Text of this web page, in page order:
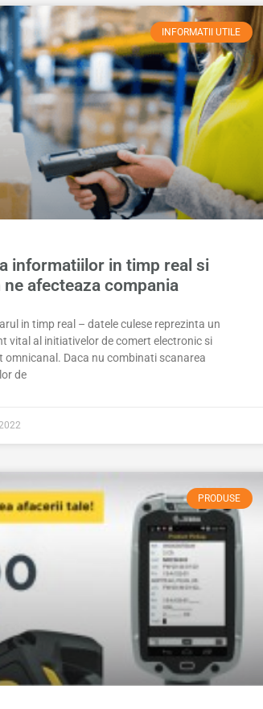
INFORMATII UTILE
informatiilor in timp real si
ne afecteaza compania
in timp real – datele culese reprezinta un
vital al initiativelor de comert electronic si
omnicanal. Daca nu combinati scanarea
de
PRODUSE